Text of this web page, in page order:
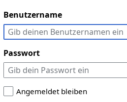
Benutzername
Passwort
Angemeldet bleiben